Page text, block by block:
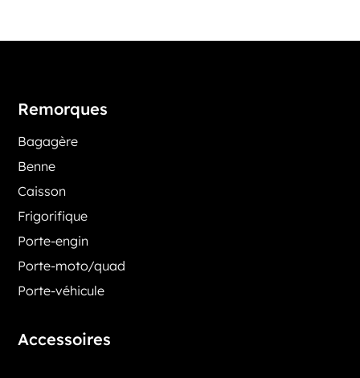
Remorques
Bagagère
Benne
Caisson
Frigorifique
Porte-engin
Porte-moto/quad
Porte-véhicule
Accessoires